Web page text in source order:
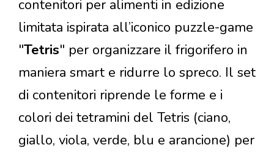
contenitori per alimenti in edizione
limitata ispirata all’iconico puzzle-game
"Tetris" per organizzare il frigorifero in
maniera smart e ridurre lo spreco. Il set
di contenitori riprende le forme e i
colori dei tetramini del Tetris (ciano,
giallo, viola, verde, blu e arancione) per